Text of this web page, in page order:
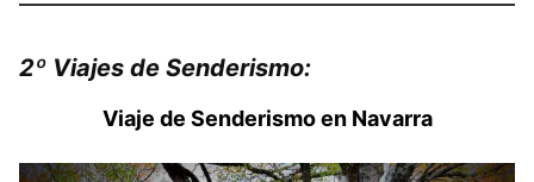
2º Viajes de Senderismo:
Viaje de Senderismo en Navarra